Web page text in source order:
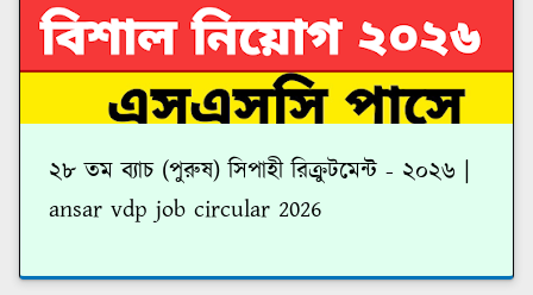
২৮ তম ব্যাচ (পুরুষ) সিপাহী রিক্রুটমেন্ট - ২০২৬ |
ansar vdp job circular 2026